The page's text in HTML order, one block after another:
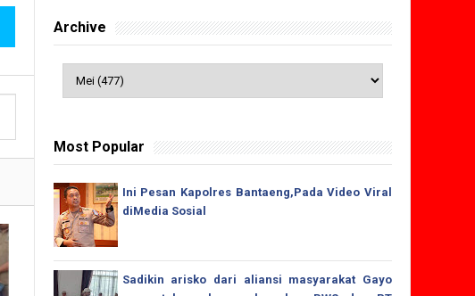
Archive
Most Popular
Ini Pesan Kapolres Bantaeng,Pada Video Viral
diMedia Sosial
Sadikin arisko dari aliansi masyarakat Gayo